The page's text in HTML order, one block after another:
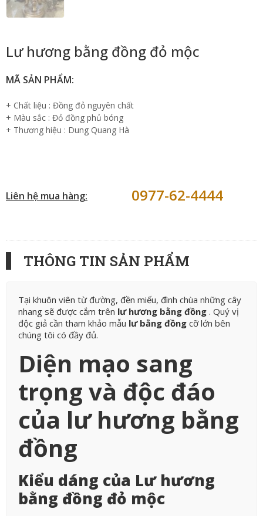
Lư hương bằng đồng đỏ mộc
MÃ SẢN PHẨM:
+ Chất liệu : Đồng đỏ nguyên chất
+ Màu sắc : Đỏ đồng phủ bóng
+ Thương hiệu : Dung Quang Hà
Liên hệ mua hàng: 0977-62-4444
THÔNG TIN SẢN PHẨM
Tại khuôn viên từ đường, đền miếu, đình chùa những cây
nhang sẽ được cắm trên lư hương bằng đồng . Quý vị
độc giả cần tham khảo mẫu lư bằng đồng cỡ lớn bên
chúng tôi có đầy đủ.
Diện mạo sang
trọng và độc đáo
của lư hương bằng
đồng
Kiểu dáng của Lư hương
bằng đồng đỏ mộc